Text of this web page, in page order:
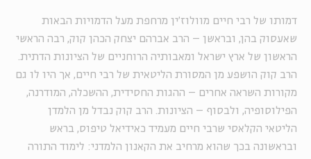
דמותו של רבי חיים מוולוז'ין מרחפת מעל הדמויות הבאות
שאעסוק בהן, ובראשן – הרב אברהם יצחק הכהן קוק, רבה הראשי
הראשון של ארץ ישראל ומאבותיה הרוחניים של הציונות הדתית.
הרב קוק הושפע מן המסורת הליטאית של רבי חיים, אך היו לו גם
מקורות השראה אחרים – ההגות החסידית, ההשכלה, המודרנה,
הפילוסופיה, ולבסוף – הציונות. הרב קוק נבדל מן הלמדן
הליטאי הקלאסי שרבי חיים מעמיד כאידיאל טיפוס, בראש
ובראשונה בכך שהוא מרחיב את הקאנון הלמדני: לימוד התורה